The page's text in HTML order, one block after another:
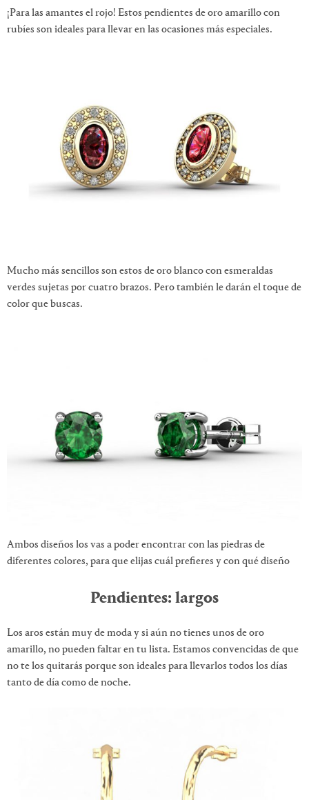
¡Para las amantes el rojo! Estos pendientes de oro amarillo con
rubíes son ideales para llevar en las ocasiones más especiales.
Mucho más sencillos son estos de oro blanco con esmeraldas
verdes sujetas por cuatro brazos. Pero también le darán el toque de
color que buscas.
Ambos diseños los vas a poder encontrar con las piedras de
diferentes colores, para que elijas cuál prefieres y con qué diseño
Pendientes: largos
Los aros están muy de moda y si aún no tienes unos de oro
amarillo, no pueden faltar en tu lista. Estamos convencidas de que
no te los quitarás porque son ideales para llevarlos todos los días
tanto de día como de noche.